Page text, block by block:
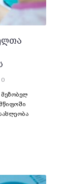
0
მეზობელ